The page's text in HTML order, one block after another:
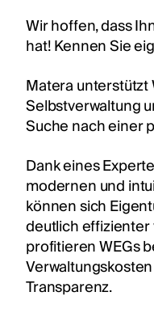
Wir hoffen, dass
hat! Kennen Sie
Matera unterstützt
Selbstverwaltung
Suche nach einer
Dank eines
modernen und
können sich
deutlich effizienter
profitieren WEGs
Transparenz.